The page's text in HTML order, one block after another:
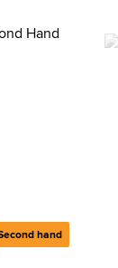
hand